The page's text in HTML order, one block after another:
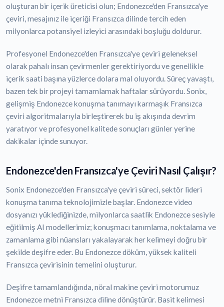
oluşturan bir içerik üreticisi olun; Endonezce'den Fransızca'ye
çeviri, mesajınız ile içeriği Fransızca dilinde tercih eden
milyonlarca potansiyel izleyici arasındaki boşluğu doldurur.
Profesyonel Endonezce'den Fransızca'ye çeviri geleneksel
olarak pahalı insan çevirmenler gerektiriyordu ve genellikle
içerik saati başına yüzlerce dolara mal oluyordu. Süreç yavaştı,
bazen tek bir projeyi tamamlamak haftalar sürüyordu. Sonix,
gelişmiş Endonezce konuşma tanımayı karmaşık Fransızca
çeviri algoritmalarıyla birleştirerek bu iş akışında devrim
yaratıyor ve profesyonel kalitede sonuçları günler yerine
dakikalar içinde sunuyor.
Endonezce'den Fransızca'ye Çeviri Nasıl Çalışır?
Sonix Endonezce'den Fransızca'ye çeviri süreci, sektör lideri
konuşma tanıma teknolojimizle başlar. Endonezce video
dosyanızı yüklediğinizde, milyonlarca saatlik Endonezce sesiyle
eğitilmiş AI modellerimiz; konuşmacı tanımlama, noktalama ve
zamanlama gibi nüansları yakalayarak her kelimeyi doğru bir
şekilde deşifre eder. Bu Endonezce döküm, yüksek kaliteli
Fransızca çevirisinin temelini oluşturur.
Deşifre tamamlandığında, nöral makine çeviri motorumuz
Endonezce metni Fransızca diline dönüştürür. Basit kelimesi